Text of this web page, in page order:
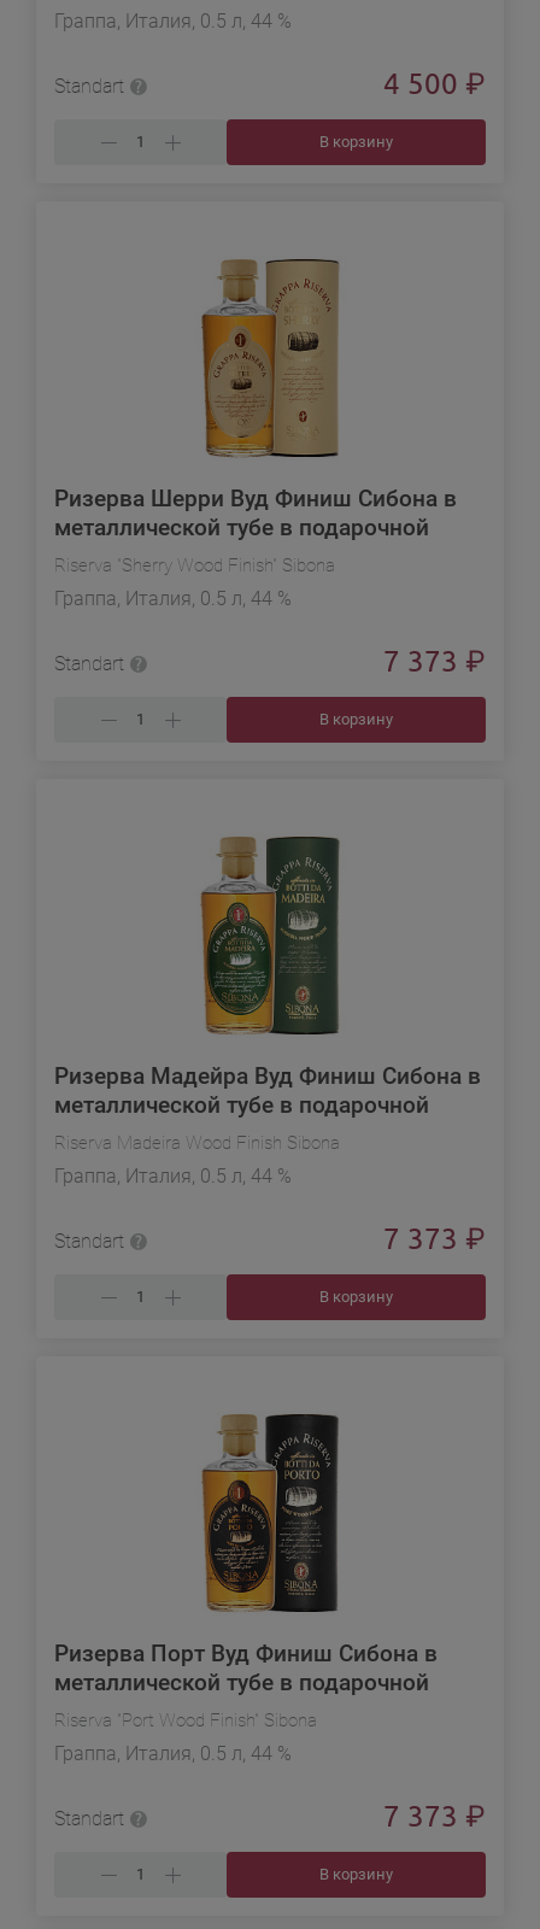
Граппа, Италия, 0.5 л, 44 %
Standart 4 500 ₽
В корзину
Ризерва Шерри Вуд Финиш Сибона в
металлической тубе в подарочной
упаковке
Riserva "Sherry Wood Finish" Sibona
Граппа, Италия, 0.5 л, 44 %
Standart 7 373 ₽
В корзину
Ризерва Мадейра Вуд Финиш Сибона в
металлической тубе в подарочной
упаковке
Riserva Madeira Wood Finish Sibona
Граппа, Италия, 0.5 л, 44 %
Standart 7 373 ₽
В корзину
Ризерва Порт Вуд Финиш Сибона в
металлической тубе в подарочной
упаковке
Riserva "Port Wood Finish" Sibona
Граппа, Италия, 0.5 л, 44 %
Standart 7 373 ₽
В корзину